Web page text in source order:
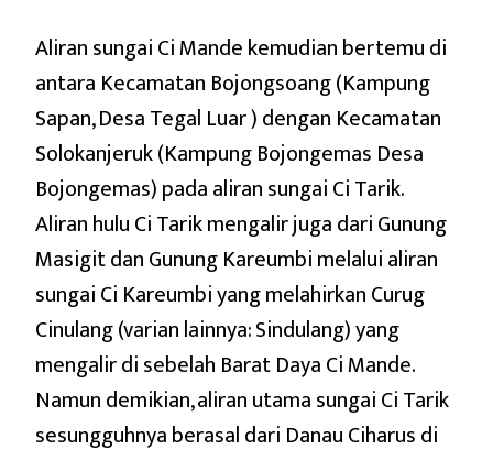
Aliran sungai Ci Mande kemudian bertemu di
antara Kecamatan Bojongsoang (Kampung
Sapan, Desa Tegal Luar ) dengan Kecamatan
Solokanjeruk (Kampung Bojongemas Desa
Bojongemas) pada aliran sungai Ci Tarik.
Aliran hulu Ci Tarik mengalir juga dari Gunung
Masigit dan Gunung Kareumbi melalui aliran
sungai Ci Kareumbi yang melahirkan Curug
Cinulang (varian lainnya: Sindulang) yang
mengalir di sebelah Barat Daya Ci Mande.
Namun demikian, aliran utama sungai Ci Tarik
sesungguhnya berasal dari Danau Ciharus di